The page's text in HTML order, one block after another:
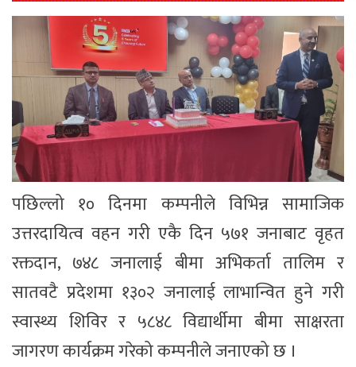
पछिल्लो १० दिनमा कम्पनीले विभिन्न सामाजिक
उत्तरदायित्व वहन गरी एकै दिन ५७१ जनाबाट वृहत
रक्तदान, ७४८ जनालाई बीमा अभिकर्ता तालिम र
सातवटै प्रदेशमा १३०२ जनालाई लाभान्वित हुने गरी
स्वास्थ्य शिविर र ५८४८ विद्यार्थीमा बीमा साक्षरता
जागरण कार्यक्रम गरेको कम्पनीले जनाएको छ ।